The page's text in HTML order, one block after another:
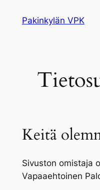
sisältöön
Pakinkylän VPK
Keitä
Sivuston omistaja
Vapaaehtoinen